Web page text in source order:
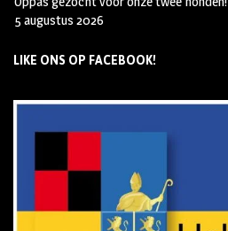
5 augustus 2026
LIKE ONS OP FACEBOOK!